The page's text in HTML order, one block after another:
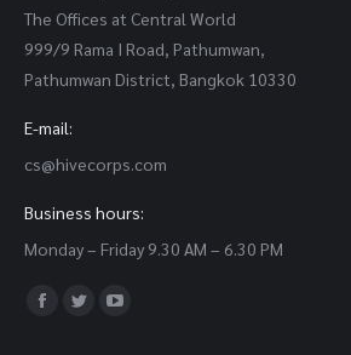
The Offices at Central World
999/9 Rama I Road, Pathumwan,
Pathumwan District, Bangkok 10330
E-mail:
cs@hivecorps.com
Business hours:
Monday – Friday 9.30 AM – 6.30 PM
Find us on:
Facebook
Twitter